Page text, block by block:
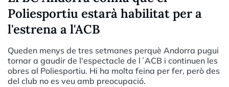
Poliesportiu estarà habilitat per a
l'estrena a l'ACB
Queden menys de tres setmanes perquè Andorra pugui
tornar a gaudir de l'espectacle de l´ACB i continuen les
obres al Poliesportiu. Hi ha molta feina per fer, però des
del club no es veu amb preocupació.